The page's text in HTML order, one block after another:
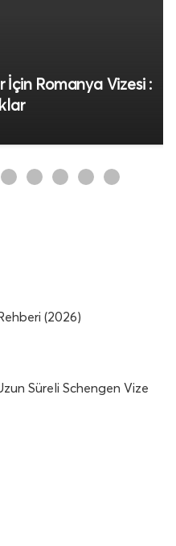
Vizesi :
(2026)
Süreli Schengen Vize